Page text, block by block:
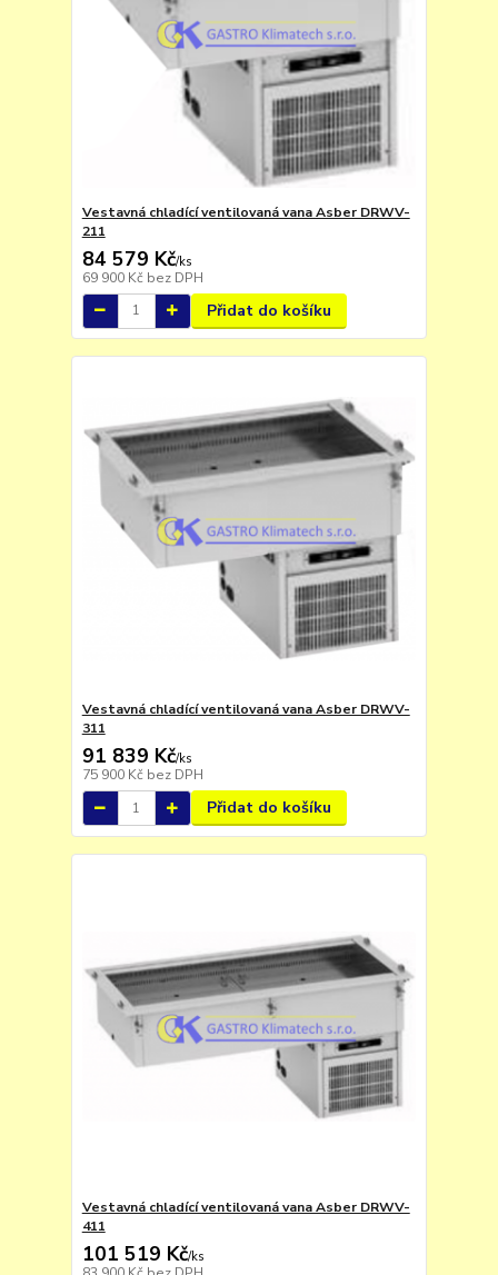
Vestavná chladící ventilovaná vana Asber DRWV-
211
84 579 Kč/ks
69 900 Kč bez DPH
Přidat do košíku
Vestavná chladící ventilovaná vana Asber DRWV-
311
91 839 Kč/ks
75 900 Kč bez DPH
Přidat do košíku
Vestavná chladící ventilovaná vana Asber DRWV-
411
101 519 Kč/ks